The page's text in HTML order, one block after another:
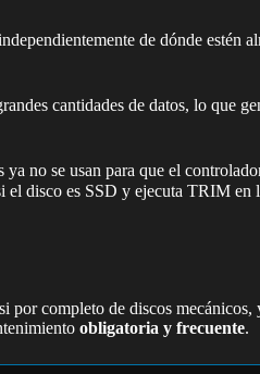
de dónde estén
cantidades de datos, lo que
no se usan para que el
disco es SSD y ejecuta TRIM en
completo de discos
obligatoria y frecuente.